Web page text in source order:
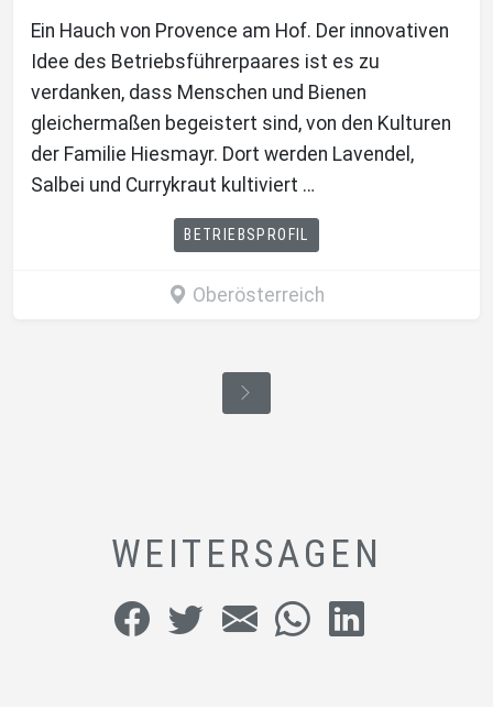
Ein Hauch von Provence am Hof. Der innovativen
Idee des Betriebsführerpaares ist es zu
verdanken, dass Menschen und Bienen
gleichermaßen begeistert sind, von den Kulturen
der Familie Hiesmayr. Dort werden Lavendel,
Salbei und Currykraut kultiviert …
BETRIEBSPROFIL
Oberösterreich
WEITERSAGEN